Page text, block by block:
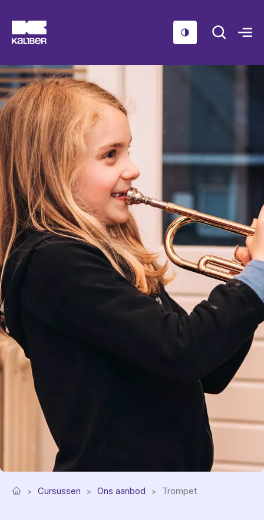
Cursussen
Scholen
Sociaal domein
Over ons
Nieuws & Agenda
Contact
Cursussen Ons aanbod Trompet